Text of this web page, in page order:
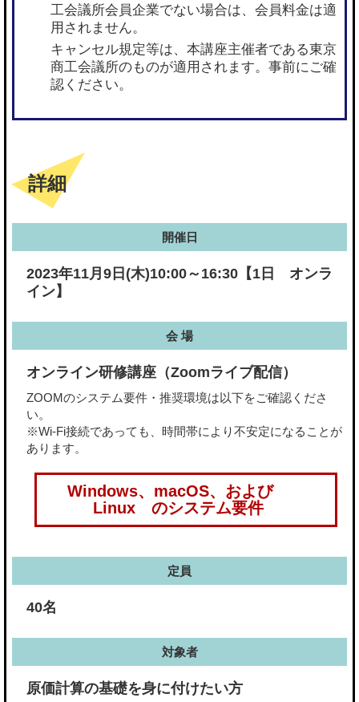
工会議所会員企業でない場合は、会員料金は適
用されません。
キャンセル規定等は、本講座主催者である東京
商工会議所のものが適用されます。事前にご確
認ください。
詳細
開催日
2023年11月9日(木)10:00～16:30【1日 オンラ
イン】
会 場
オンライン研修講座（Zoomライブ配信）
ZOOMのシステム要件・推奨環境は以下をご確認くださ
い。
※Wi-Fi接続であっても、時間帯により不安定になることが
あります。
Windows、macOS、および
Linux のシステム要件
定員
40名
対象者
原価計算の基礎を身に付けたい方